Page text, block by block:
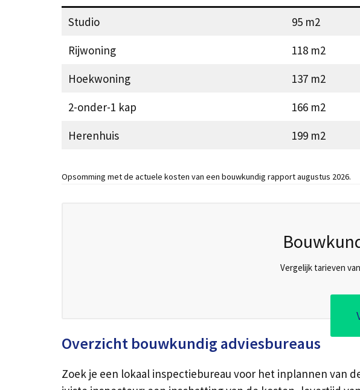
Studio 95 m2
Rijwoning
118 m2
Hoekwoning
137 m2
2-onder-1 kap
166 m2
Herenhuis
199 m2
Opsomming met de actuele kosten van een bouwkundig rapport augustus 2026.
Vergelijk tarieven
Overzicht bouwkundig adviesbureaus
Zoek je een lokaal inspectiebureau voor het inplannen van